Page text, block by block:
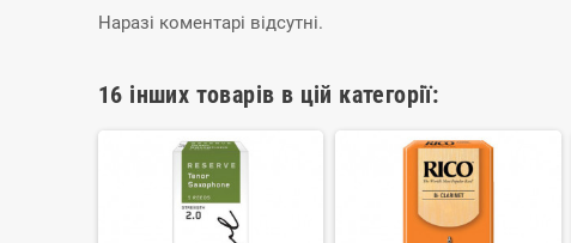
Наразі коментарі відсутні.
16 інших товарів в цій категорії: